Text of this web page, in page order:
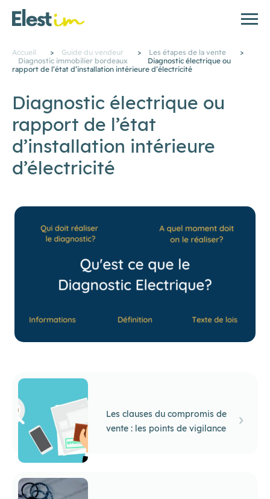
Accueil > Guide du vendeur > Les étapes de la vente
>
Diagnostic immobilier bordeaux
Diagnostic électrique ou
rapport de l’état d’installation intérieure d’électricité
Diagnostic électrique ou
rapport de l’état
d’installation intérieure
d’électricité
Les clauses du compromis de
vente : les points de vigilance